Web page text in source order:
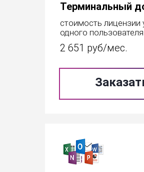
Терминальный
стоимость лицензии
одного пользователя
2 651 руб/мес.